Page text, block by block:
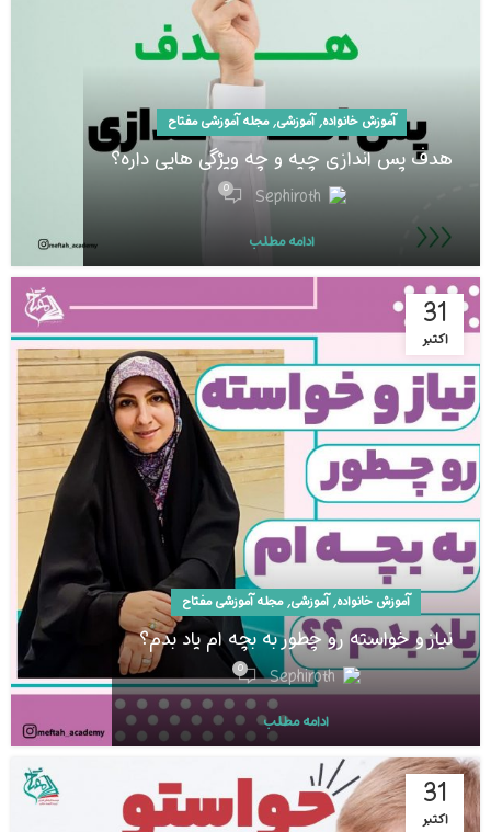
آموزش خانواده,آموزشی,مجله آموزشی مفتاح
هدف پس اندازی چیه و چه ویژگی هایی داره؟
Sephiroth
0
ادامه مطلب
31
اکتبر
آموزش خانواده,آموزشی,مجله آموزشی مفتاح
نیاز و خواسته رو چطور به بچه ام یاد بدم؟
Sephiroth
0
ادامه مطلب
31
اکتبر